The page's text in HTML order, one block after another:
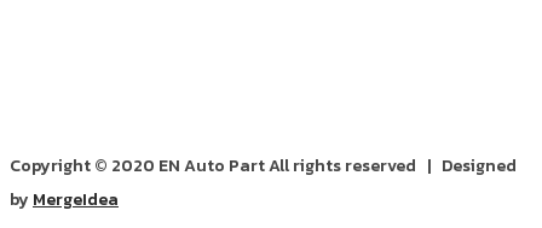
Copyright © 2020 EN Auto Part All rights reserved | Designed
by MergeIdea